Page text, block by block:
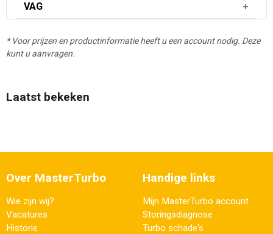
VAG
* Voor prijzen en productinformatie heeft u een account nodig. Deze
kunt u aanvragen.
Laatst bekeken
Over MasterTurbo
Wie zijn wij?
Vacatures
Historie
Handige links
Mijn MasterTurbo account
Storingsdiagnose
Turbo schade's